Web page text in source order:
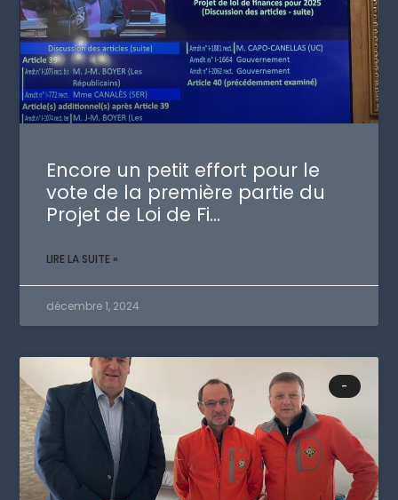
Encore un petit effort pour le
vote de la première partie du
Projet de Loi de Fi…
LIRE LA SUITE »
décembre 1, 2024
-